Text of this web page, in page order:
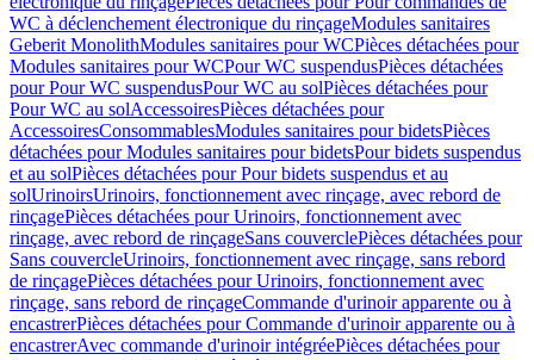
WC à déclenchement électronique du rinçageModules sanitaires
Geberit MonolithModules sanitaires pour WCPièces détachées pour
Modules sanitaires pour WCPour WC suspendusPièces détachées
pour Pour WC suspendusPour WC au solPièces détachées pour
Pour WC au solAccessoiresPièces détachées pour
AccessoiresConsommablesModules sanitaires pour bidetsPièces
détachées pour Modules sanitaires pour bidetsPour bidets suspendus
et au solPièces détachées pour Pour bidets suspendus et au
solUrinoirsUrinoirs, fonctionnement avec rinçage, avec rebord de
rinçagePièces détachées pour Urinoirs, fonctionnement avec
rinçage, avec rebord de rinçageSans couverclePièces détachées pour
Sans couvercleUrinoirs, fonctionnement avec rinçage, sans rebord
de rinçagePièces détachées pour Urinoirs, fonctionnement avec
rinçage, sans rebord de rinçageCommande d'urinoir apparente ou à
encastrerPièces détachées pour Commande d'urinoir apparente ou à
encastrerAvec commande d'urinoir intégréePièces détachées pour